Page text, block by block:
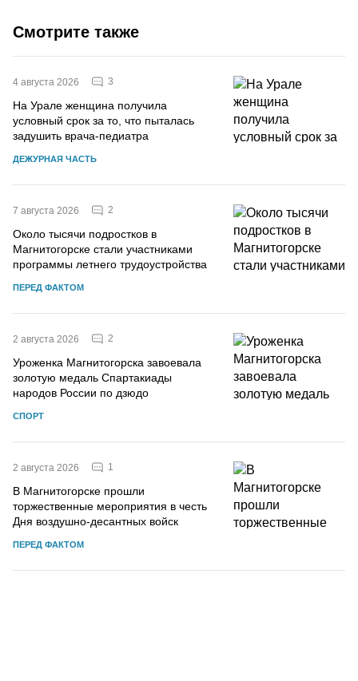
Смотрите также
4 августа 2026 3
На Урале женщина получила
условный срок за то, что пыталась
задушить врача-педиатра
ДЕЖУРНАЯ ЧАСТЬ
7 августа 2026 2
Около тысячи подростков в
Магнитогорске стали участниками
программы летнего трудоустройства
ПЕРЕД ФАКТОМ
2 августа 2026 2
Уроженка Магнитогорска завоевала
золотую медаль Спартакиады
народов России по дзюдо
СПОРТ
2 августа 2026 1
В Магнитогорске прошли
торжественные мероприятия в честь
Дня воздушно-десантных войск
ПЕРЕД ФАКТОМ